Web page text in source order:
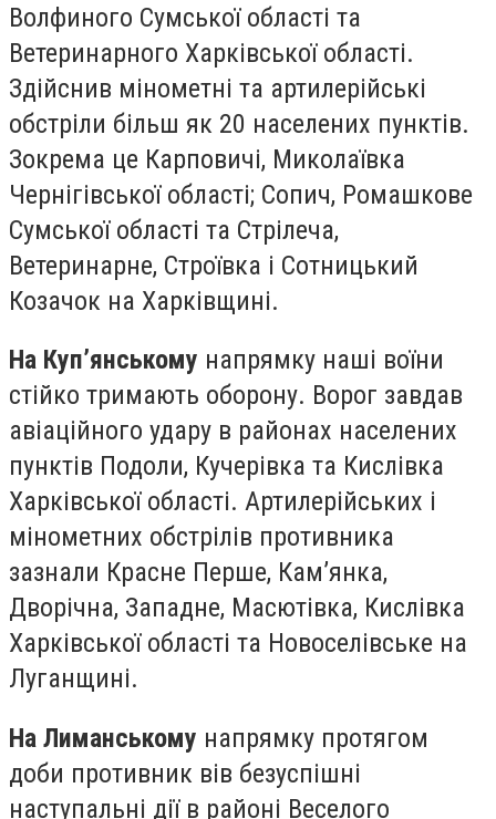
Волфиного Сумської області та
Ветеринарного Харківської області.
Здійснив мінометні та артилерійські
обстріли більш як 20 населених пунктів.
Зокрема це Карповичі, Миколаївка
Чернігівської області; Сопич, Ромашкове
Сумської області та Стрілеча,
Ветеринарне, Строївка і Сотницький
Козачок на Харківщині.
На Куп’янському напрямку наші воїни
стійко тримають оборону. Ворог завдав
авіаційного удару в районах населених
пунктів Подоли, Кучерівка та Кислівка
Харківської області. Артилерійських і
мінометних обстрілів противника
зазнали Красне Перше, Кам’янка,
Дворічна, Западне, Масютівка, Кислівка
Харківської області та Новоселівське на
Луганщині.
На Лиманському напрямку протягом
доби противник вів безуспішні
наступальні дії в районі Веселого